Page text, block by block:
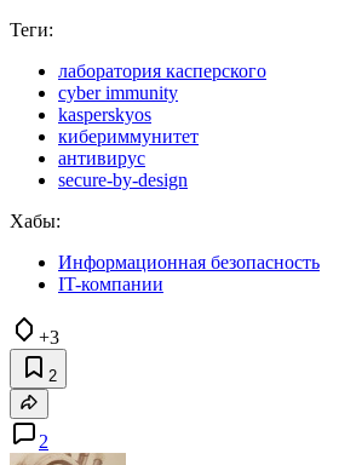
Теги:
лаборатория касперского
cyber immunity
kasperskyos
кибериммунитет
антивирус
secure-by-design
Хабы:
Информационная безопасность
IT-компании
+3
2
2